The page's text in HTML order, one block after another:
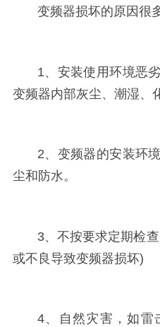
变频器损坏的原因很
1、安装使用环境恶
变频器内部灰尘、潮湿、
2、变频器的安装环
尘和防水。
3、不按要求定期检
或不良导致变频器损坏)
4、自然灾害，如雷